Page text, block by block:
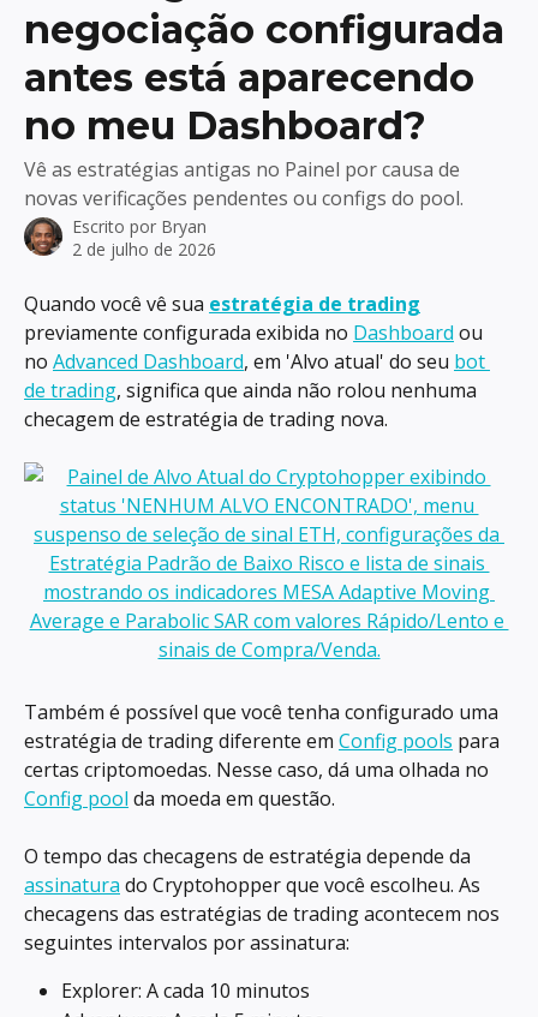
negociação configurada
antes está aparecendo
no meu Dashboard?
Vê as estratégias antigas no Painel por causa de
novas verificações pendentes ou configs do pool.
Escrito por Bryan
2 de julho de 2026
Quando você vê sua estratégia de trading
previamente configurada exibida no Dashboard ou
no Advanced Dashboard, em 'Alvo atual' do seu bot
de trading, significa que ainda não rolou nenhuma
checagem de estratégia de trading nova.
Também é possível que você tenha configurado uma
estratégia de trading diferente em Config pools para
certas criptomoedas. Nesse caso, dá uma olhada no
Config pool da moeda em questão.
O tempo das checagens de estratégia depende da
assinatura do Cryptohopper que você escolheu. As
checagens das estratégias de trading acontecem nos
seguintes intervalos por assinatura:
Explorer: A cada 10 minutos